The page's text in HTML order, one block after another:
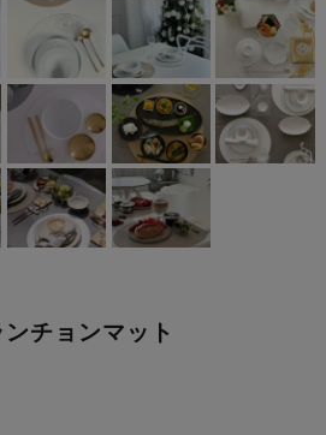
チョンマット